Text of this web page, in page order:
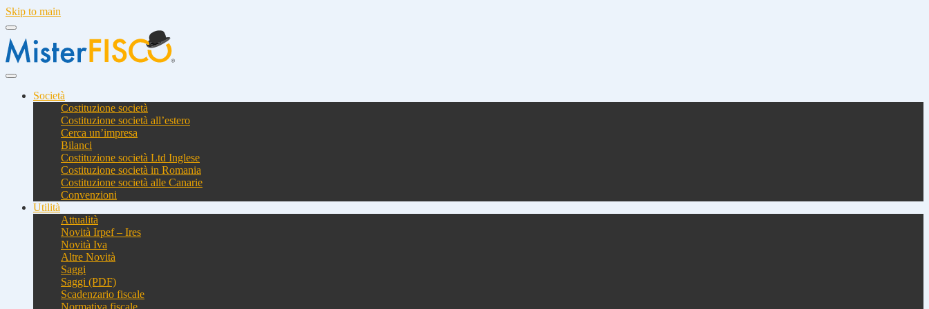
Skip to main
Società
Costituzione società
Costituzione società all’estero
Cerca un’impresa
Bilanci
Costituzione società Ltd Inglese
Costituzione società in Romania
Costituzione società alle Canarie
Convenzioni
Utilità
Attualità
Novità Irpef – Ires
Novità Iva
Altre Novità
Saggi
Saggi (PDF)
Scadenzario fiscale
Normativa fiscale